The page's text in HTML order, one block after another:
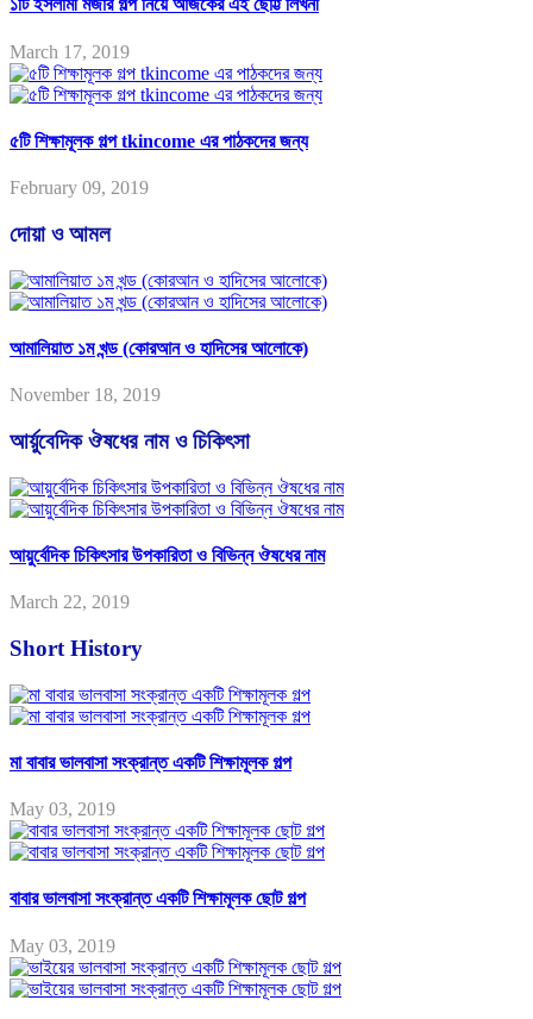
১টি ইসলামী মজার গল্প নিয়ে আজকের এই ছোট্ট লিখনী
March 17, 2019
৫টি শিক্ষামূলক গল্প tkincome এর পাঠকদের জন্য
February 09, 2019
দোয়া ও আমল
আমালিয়াত ১ম খন্ড (কোরআন ও হাদিসের আলোকে)
November 18, 2019
আর্য়ুবেদিক ঔষধের নাম ও চিকিৎসা
আয়ুর্বেদিক চিকিৎসার উপকারিতা ও বিভিন্ন ঔষধের নাম
March 22, 2019
Short History
মা বাবার ভালবাসা সংক্রান্ত একটি শিক্ষামূলক গল্প
May 03, 2019
বাবার ভালবাসা সংক্রান্ত একটি শিক্ষামূলক ছোট গল্প
May 03, 2019